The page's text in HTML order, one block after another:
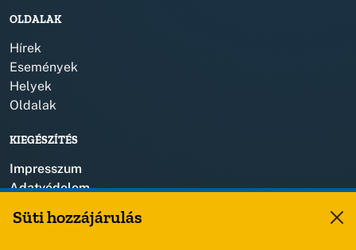
OLDALAK
Hírek
Események
Helyek
Oldalak
KIEGÉSZÍTÉS
Impresszum
Adatvédelem
Süti hozzájárulás